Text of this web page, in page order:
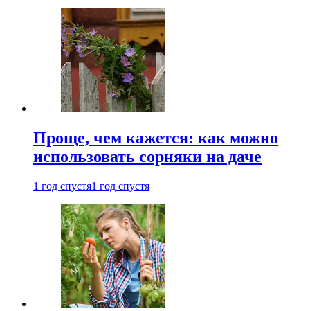
Проще, чем кажется: как можно
использовать сорняки на даче
1 год спустя1 год спустя